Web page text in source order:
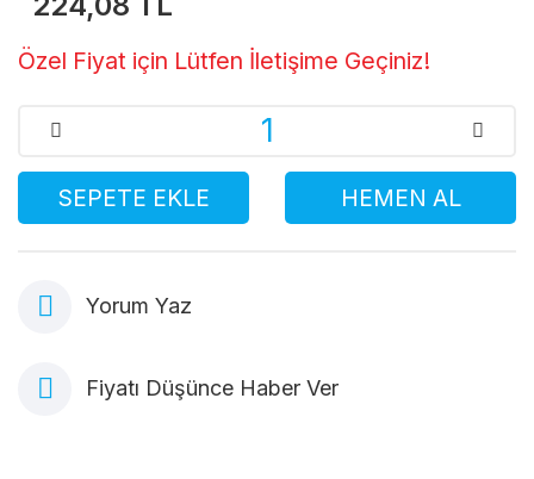
Özel Fiyat için Lütfen İletişime Geçiniz!
SEPETE EKLE HEMEN AL
Yorum Yaz
Fiyatı Düşünce Haber Ver